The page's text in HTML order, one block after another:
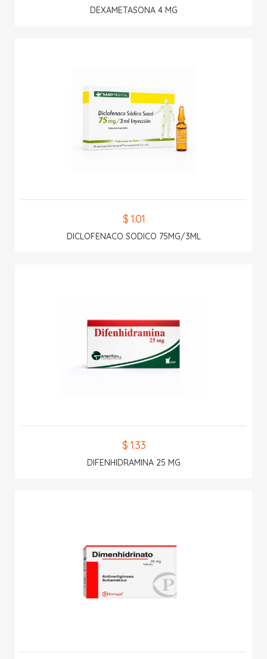
DEXAMETASONA 4 MG
$ 1.01
DICLOFENACO SODICO 75MG/3ML
$ 1.33
DIFENHIDRAMINA 25 MG